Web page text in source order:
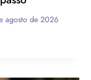
agosto de 2026